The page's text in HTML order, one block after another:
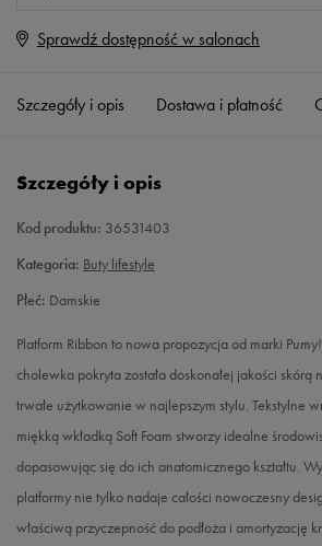
Rozmiary EU
35,5
37,5 23,5 cm
38,5 24,5 cm
25 cm
40,5 26 cm
Sprawdź dostępność w salonach
Szczegóły i opis Dostawa i płatność
Szczegóły i opis
Kod produktu: 36531403
Kategoria: Buty lifestyle
Płeć: Damskie
Platform Ribbon to nowa propozycja od marki
cholewka pokryta została doskonałej jakości
trwałe użytkowanie w najlepszym stylu. Tekstylne
miękką wkładką Soft Foam stworzy idealne
dopasowując się do ich anatomicznego kształtu.
platformy nie tylko nadaje całości nowoczesny
właściwą przyczepność do podłoża i amortyzację